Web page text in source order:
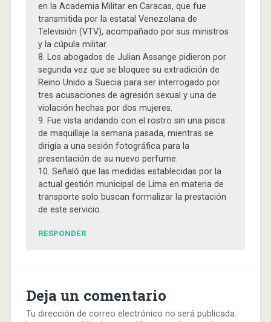
en la Academia Militar en Caracas, que fue
transmitida por la estatal Venezolana de
Televisión (VTV), acompañado por sus ministros
y la cúpula militar.
8. Los abogados de Julian Assange pidieron por
segunda vez que se bloquee su extradición de
Reino Unido a Suecia para ser interrogado por
tres acusaciones de agresión sexual y una de
violación hechas por dos mujeres.
9. Fue vista andando con el rostro sin una pisca
de maquillaje la semana pasada, mientras se
dirigía a una sesión fotográfica para la
presentación de su nuevo perfume.
10. Señaló que las medidas establecidas por la
actual gestión municipal de Lima en materia de
transporte solo buscan formalizar la prestación
de este servicio.
RESPONDER
Deja un comentario
Tu dirección de correo electrónico no será publicada.